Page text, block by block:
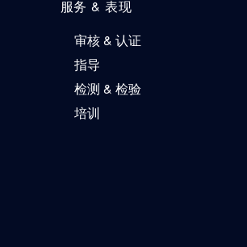
服务 & 表现
审核 & 认证
指导
检测 & 检验
培训